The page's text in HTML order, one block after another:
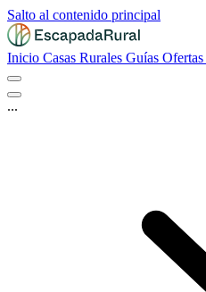
Salto al contenido principal
Inicio Casas Rurales Guías Ofertas
...